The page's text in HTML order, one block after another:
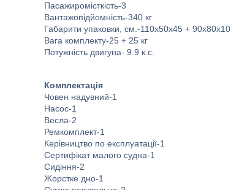
Пасажиромісткість-3
Вантажопідйомність-340 кг
Габарити упаковки, см.-110x50x45 + 90x80x10
Вага комплекту-25 + 25 кг
Потужність двигуна- 9.9 к.с.
Комплектація
Човен надувний-1
Насос-1
Весла-2
Ремкомплект-1
Керівництво по експлуатації-1
Сертифікат малого судна-1
Сидіння-2
Жорстке дно-1